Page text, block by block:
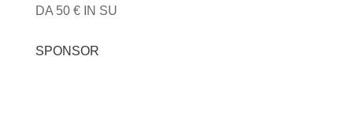
DA 50 € IN SU
SPONSOR